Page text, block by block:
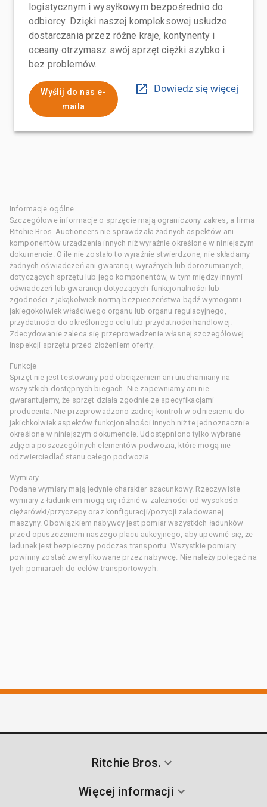
logistycznym i wysyłkowym bezpośrednio do
odbiorcy. Dzięki naszej kompleksowej usłudze
dostarczania przez różne kraje, kontynenty i
oceany otrzymasz swój sprzęt ciężki szybko i
bez problemów.
Wyślij do nas e-
maila
Dowiedz się więcej
Informacje ogólne
Szczegółowe informacje o sprzęcie mają ograniczony zakres, a firma
Ritchie Bros. Auctioneers nie sprawdzała żadnych aspektów ani
komponentów urządzenia innych niż wyraźnie określone w niniejszym
dokumencie. O ile nie zostało to wyraźnie stwierdzone, nie składamy
żadnych oświadczeń ani gwarancji, wyraźnych lub dorozumianych,
dotyczących sprzętu lub jego komponentów, w tym między innymi
oświadczeń lub gwarancji dotyczących funkcjonalności lub
zgodności z jakąkolwiek normą bezpieczeństwa bądź wymogami
jakiegokolwiek właściwego organu lub organu regulacyjnego,
przydatności do określonego celu lub przydatności handlowej.
Zdecydowanie zaleca się przeprowadzenie własnej szczegółowej
inspekcji sprzętu przed złożeniem oferty.
Funkcje
Sprzęt nie jest testowany pod obciążeniem ani uruchamiany na
wszystkich dostępnych biegach. Nie zapewniamy ani nie
gwarantujemy, że sprzęt działa zgodnie ze specyfikacjami
producenta. Nie przeprowadzono żadnej kontroli w odniesieniu do
jakichkolwiek aspektów funkcjonalności innych niż te jednoznacznie
określone w niniejszym dokumencie. Udostępniono tylko wybrane
zdjęcia poszczególnych elementów podwozia, które mogą nie
odzwierciedlać stanu całego podwozia.
Wymiary
Podane wymiary mają jedynie charakter szacunkowy. Rzeczywiste
wymiary z ładunkiem mogą się różnić w zależności od wysokości
ciężarówki/przyczepy oraz konfiguracji/pozycji załadowanej
maszyny. Obowiązkiem nabywcy jest pomiar wszystkich ładunków
przed opuszczeniem naszego placu aukcyjnego, aby upewnić się, że
ładunek jest bezpieczny podczas transportu. Wszystkie pomiary
powinny zostać zweryfikowane przez nabywcę. Nie należy polegać na
tych pomiarach do celów transportowych.
Ritchie Bros.
Więcej informacji